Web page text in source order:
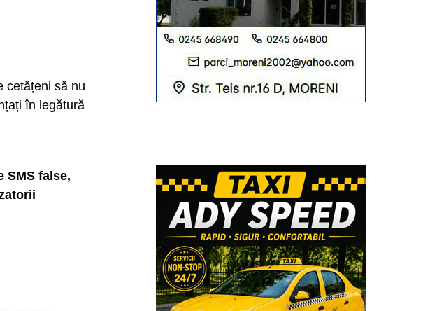
cetățeni să nu
în legătură
SMS false,